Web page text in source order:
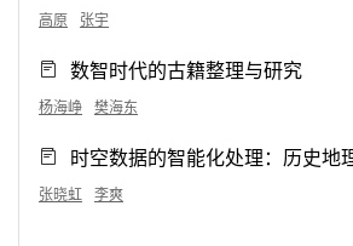
高原 张宇
数智时代的古籍整理与研究
杨海峥 樊海东
时空数据的智能化处理：历史地
张晓虹 李爽